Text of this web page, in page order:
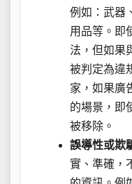
例如：武器
用品等。即
法，但如果
被判定為違
家，如果廣
的場景，即
被移除。
誤導性或欺
實、準確，